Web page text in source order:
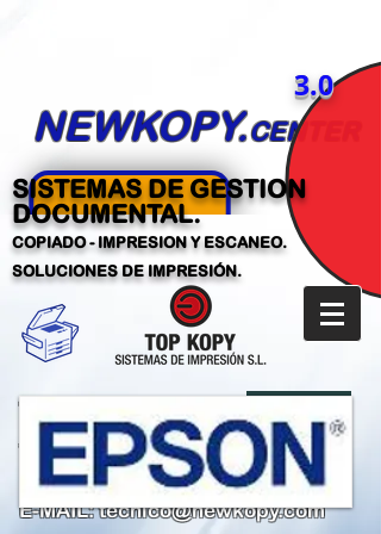
NEWKOPY.CENTER
3.0
SISTEMAS DE GESTION
DOCUMENTAL.
COPIADO - IMPRESION Y ESCANEO.
SOLUCIONES DE IMPRESIÓN.
TLF:965 46 64 49(Almacén)
C/. ASUNCIÓN PARREÑO GARCÍA,101-103 ELCHE
(ALICANTE)
E-MAIL:tecnico@newkopy.com